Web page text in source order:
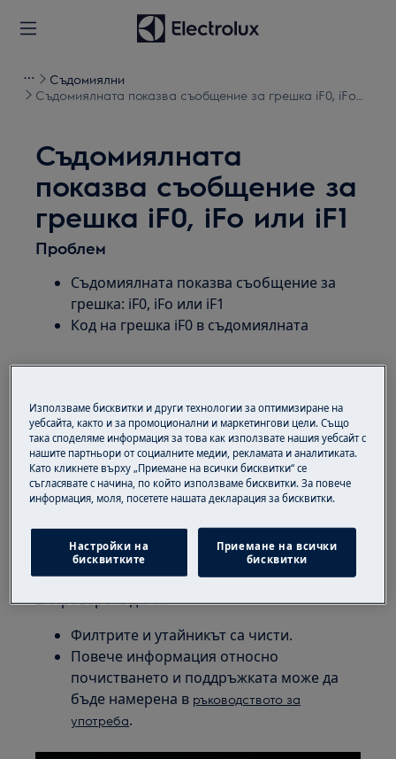
Съдомиялни
Съдомиялната показва съобщение за грешка iF0, iFo
Съдомиялната
показва съобщение за
грешка iF0, iFo или iF1
Проблем
Съдомиялната показва съобщение за
грешка: iF0, iFo или iF1
Код на грешка iF0 в съдомиялната
Решение
1. Първо рестартирайте устройството си:
Изключете устройството от източника
на захранване, като извадите щепсела
или чрез разпределителния табло
След около 1 минута включете отново
устройството и изберете програма, ако
миялната машина работи правилно,
проблемът е решен
2. Проверете дали:
Филтрите и утайникът са чисти.
Повече информация относно
почистването и поддръжката може да
бъде намерена в ръководството за
употреба.
Използваме бисквитки и други технологии за оптимизиране на
уебсайта, както и за промоционални и маркетингови цели. Също
така споделяме информация за това как използвате нашия уебсайт с
нашите партньори от социалните медии, рекламата и аналитиката.
Като кликнете върху „Приемане на всички бисквитки“ се
съгласявате с начина, по който използваме бисквитки. За повече
информация, моля, посетете нашата декларация за бисквитки.
Настройки на
бисквитките
Приемане на всички
бисквитки